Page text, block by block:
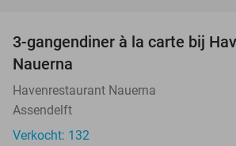
3-gangendiner à la carte bij
Nauerna
Havenrestaurant Nauerna
Assendelft
Verkocht: 132